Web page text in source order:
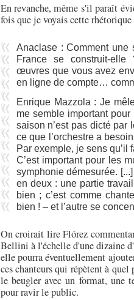
En revanche, même s'il paraît
fois que je voyais cette
Anaclase : Comment une
France se construit-
œuvres que vous avez
en ligne de compte…
Enrique Mazzola : Je
me semble important
saison n’est pas dicté par
ce que l’orchestre a
Par exemple, je sens
C’est important pour les
symphonie démesurée.
en deux : une partie
bien ; c’est comme
bien ! – et l’autre se
On croirait lire Flórez
Bellini à l'échelle d'une dizaine
elle pourra éventuellement
ces chanteurs qui répètent à
le beugler avec un format, une
pour ravir le public.